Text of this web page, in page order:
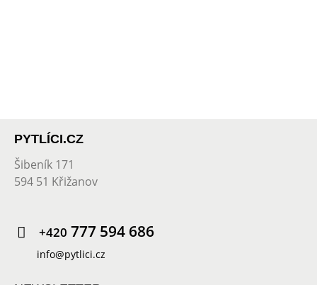
PYTLÍCI.CZ
Šibeník 171
594 51 Křižanov
+420 777 594 686
info@pytlici.cz